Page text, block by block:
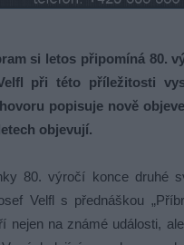
si letos připomíná 80.
při této příležitosti
popisuje nově
objevují.
80. výročí konce druhé
Velfl s přednáškou
nejen na známé události,